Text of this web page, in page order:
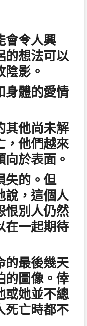
會令人興
的想法可以
影。
身體的愛情
其他尚未解
，他們越來
於表面。
失的。但
說，這個人
恨別人仍然
在一起期待
的最後幾天
的圖像。倖
或她並不總
死亡時都不